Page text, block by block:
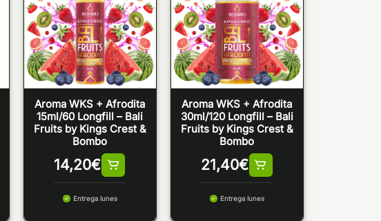
Aroma WKS + Afrodita
15ml/60 Longfill – Bali
Fruits by Kings Crest &
Bombo
14,20€
Entrega lunes
Aroma WKS + Afrodita
30ml/120 Longfill – Bali
Fruits by Kings Crest &
Bombo
21,40€
Entrega lunes